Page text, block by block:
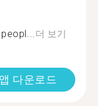
더 보기
앱 다운로드